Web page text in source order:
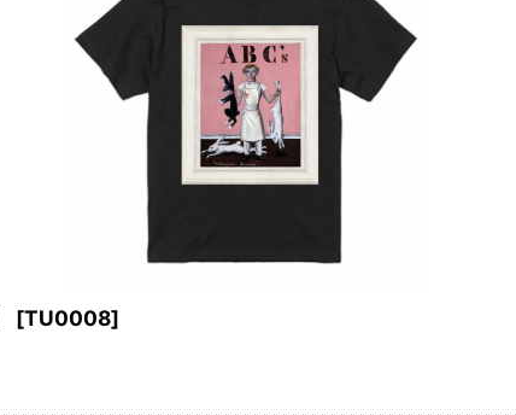
[TU0008]